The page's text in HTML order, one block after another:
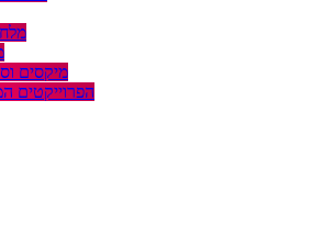
מיקסים
הפרוייקטים